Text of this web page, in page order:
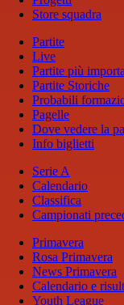
Store squadra
Partite
Live
Partite più
Partite Storiche
Probabili
Pagelle
Dove vedere la
Info biglietti
Serie A
Calendario
Classifica
Campionati
Primavera
Rosa Primavera
News Primavera
Calendario e
Youth League